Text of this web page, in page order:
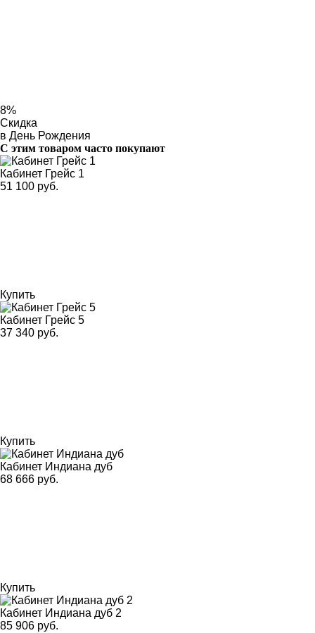
8%
Скидка
в День Рождения
С этим товаром часто покупают
Кабинет Грейс 1
51 100 руб.
Купить
Кабинет Грейс 5
37 340 руб.
Купить
Кабинет Индиана дуб
68 666 руб.
Купить
Кабинет Индиана дуб 2
85 906 руб.